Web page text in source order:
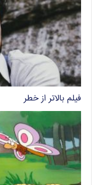
فیلم بالاتر از خطر